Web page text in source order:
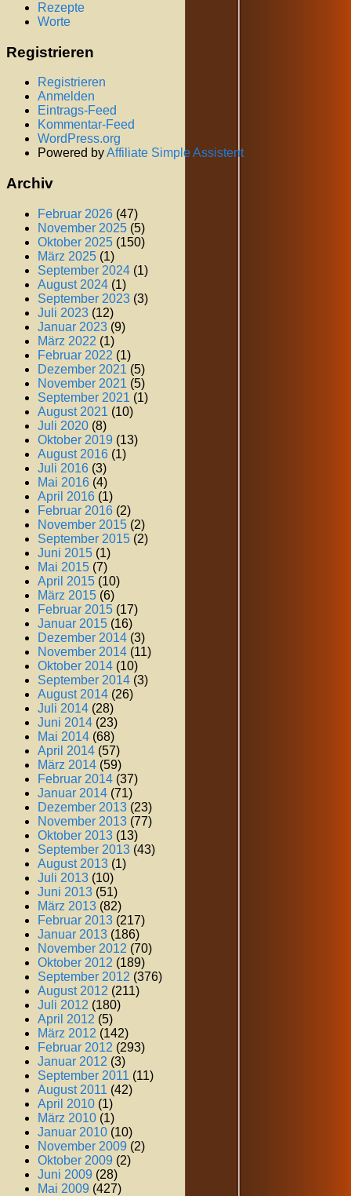
Rezepte
Worte
Registrieren
Registrieren
Anmelden
Eintrags-Feed
Kommentar-Feed
WordPress.org
Powered byAffiliate Simple Assistent
Archiv
Februar 2026 (47)
November 2025 (5)
Oktober 2025 (150)
März 2025 (1)
September 2024 (1)
August 2024 (1)
September 2023 (3)
Juli 2023 (12)
Januar 2023 (9)
März 2022 (1)
Februar 2022 (1)
Dezember 2021 (5)
November 2021 (5)
September 2021 (1)
August 2021 (10)
Juli 2020 (8)
Oktober 2019 (13)
August 2016 (1)
Juli 2016 (3)
Mai 2016 (4)
April 2016 (1)
Februar 2016 (2)
November 2015 (2)
September 2015 (2)
Juni 2015 (1)
Mai 2015 (7)
April 2015 (10)
März 2015 (6)
Februar 2015 (17)
Januar 2015 (16)
Dezember 2014 (3)
November 2014 (11)
Oktober 2014 (10)
September 2014 (3)
August 2014 (26)
Juli 2014 (28)
Juni 2014 (23)
Mai 2014 (68)
April 2014 (57)
März 2014 (59)
Februar 2014 (37)
Januar 2014 (71)
Dezember 2013 (23)
November 2013 (77)
Oktober 2013 (13)
September 2013 (43)
August 2013 (1)
Juli 2013 (10)
Juni 2013 (51)
März 2013 (82)
Februar 2013 (217)
Januar 2013 (186)
November 2012 (70)
Oktober 2012 (189)
September 2012 (376)
August 2012 (211)
Juli 2012 (180)
April 2012 (5)
März 2012 (142)
Februar 2012 (293)
Januar 2012 (3)
September 2011 (11)
August 2011 (42)
April 2010 (1)
März 2010 (1)
Januar 2010 (10)
November 2009 (2)
Oktober 2009 (2)
Juni 2009 (28)
Mai 2009 (427)